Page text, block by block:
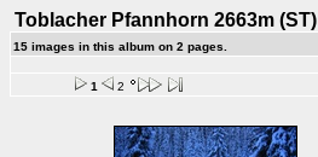
Toblacher Pfannhorn 2663m (ST)
15 images in this album on 2 pages.
1 2